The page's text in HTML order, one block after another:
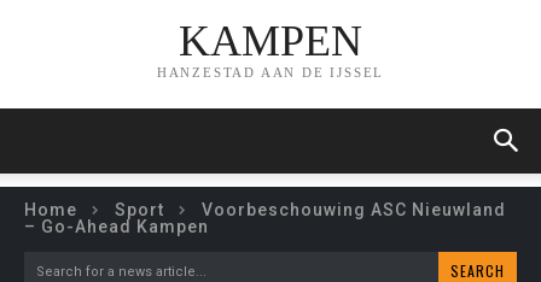
KAMPEN
HANZESTAD AAN DE IJSSEL
Home Sport
Voorbeschouwing ASC Nieuwland
– Go-Ahead Kampen
Search for a news article... SEARCH